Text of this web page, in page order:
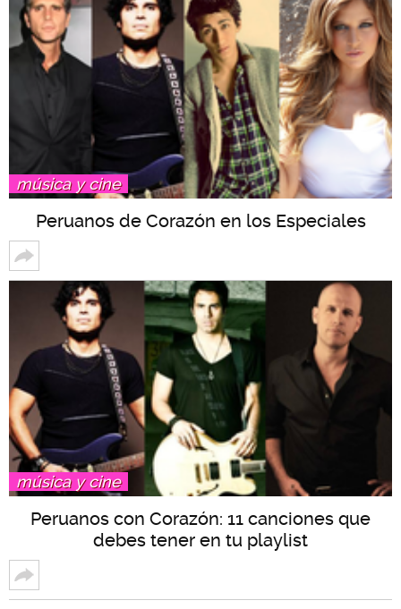
música y cine
Peruanos de Corazón en los Especiales
música y cine
Peruanos con Corazón: 11 canciones que
debes tener en tu playlist